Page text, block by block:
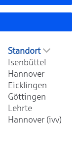
Standort
Isenbüttel
Hannover
Eicklingen
Göttingen
Lehrte
Hannover (ivv)